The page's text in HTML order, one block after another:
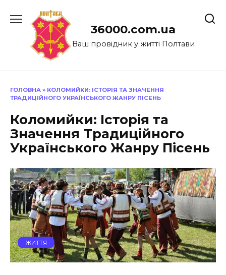
до
36000.com.ua
Ваш провідник у житті Полтави
ГОЛОВНА » КОЛОМИЙКИ: ІСТОРІЯ ТА ЗНАЧЕННЯ
ТРАДИЦІЙНОГО УКРАЇНСЬКОГО ЖАНРУ ПІСЕНЬ
Коломийки: Історія та
Значення Традиційного
Українського Жанру Пісень
ЖИТТЯ